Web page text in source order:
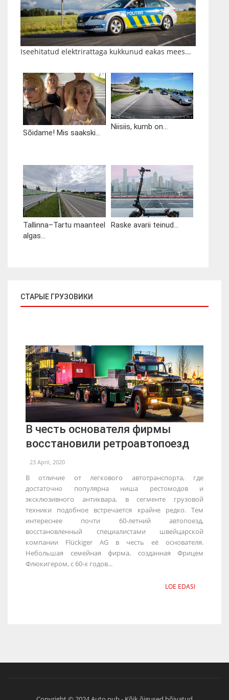
Iseehitatud elektrirattaga kukkunud eakas mees...
Sõidame! Mis saakski...
Niisiis, kumb on...
Tallinna–Tartu maanteel
algas...
Raske avarii teinud...
СТАРЫЕ ГРУЗОВИКИ
В честь основателя фирмы
восстановили ретроавтопоезд
23 April, 2020
В отличие от легкового автотранспорта, где
достаточно популярна ниша рестомодов и
эксклюзивного антиквара, в сегменте грузовой
техники подобное встречается крайне редко. Тем
интереснее почти 60-летний автопоезд,
восстановленный специалистами швейцарской
компании Flückiger AG в честь её основателя.
Небольшая семейная фирма, созданная Фрицем
Флюкигером, с 60-х годов...
LOE EDASI